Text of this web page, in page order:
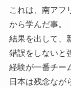
これは、南アフ
から学んだ事。
結果を出して、
錯誤をしないと
経験が一番チー
日本は残念なが